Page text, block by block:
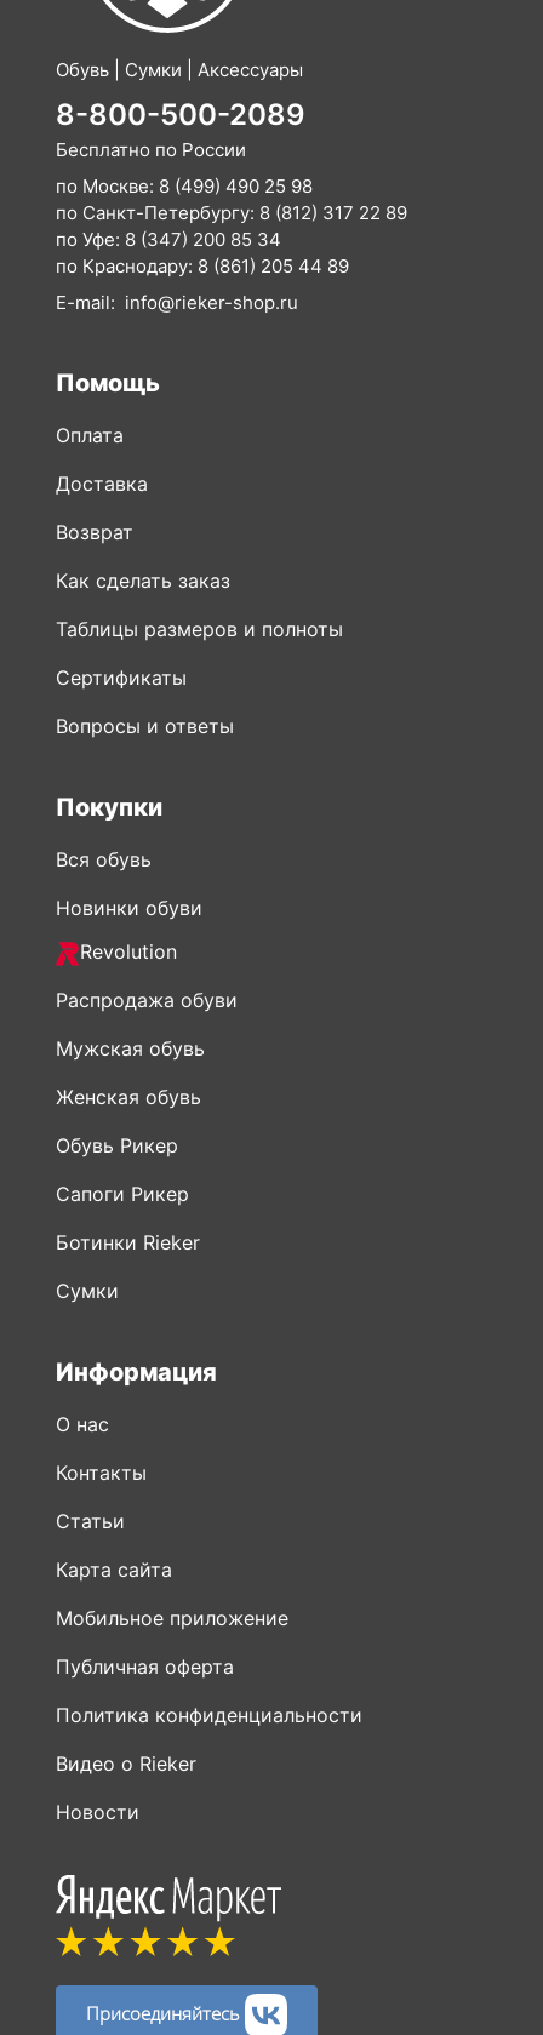
Обувь | Сумки | Аксессуары
8-800-500-2089
Бесплатно по России
по Москве: 8 (499) 490 25 98
по Санкт-Петербургу: 8 (812) 317 22 89
по Уфе: 8 (347) 200 85 34
по Краснодару: 8 (861) 205 44 89
E-mail: info@rieker-shop.ru
Помощь
Оплата
Доставка
Возврат
Как сделать заказ
Таблицы размеров и полноты
Сертификаты
Вопросы и ответы
Покупки
Вся обувь
Новинки обуви
Revolution
Распродажа обуви
Мужская обувь
Женская обувь
Обувь Рикер
Сапоги Рикер
Ботинки Rieker
Сумки
Информация
О нас
Контакты
Статьи
Карта сайта
Мобильное приложение
Публичная оферта
Политика конфиденциальности
Видео о Rieker
Новости
Присоединяйтесь